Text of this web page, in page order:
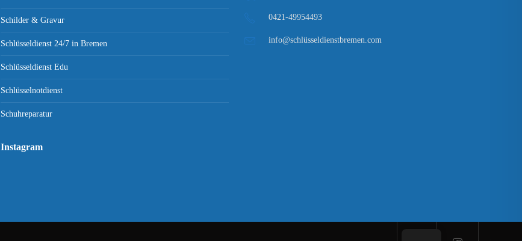
Schilder & Gravur
Schlüsseldienst 24/7 in Bremen
Schlüsseldienst Edu
Schlüsselnotdienst
Schuhreparatur
0421-49954493
info@schlüsseldienstbremen.com
Instagram